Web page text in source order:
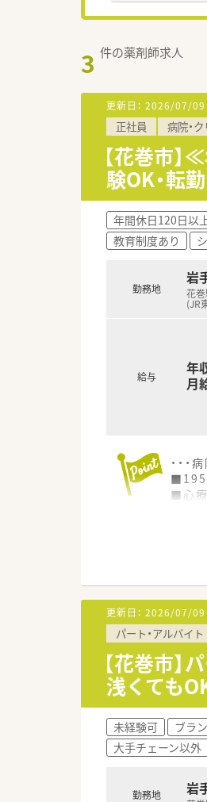
3 件の薬剤師求人
更新日： 2026/07/09
正社員 病院・
【花巻市
験OK・転
年間休日120日以
教育制度あり
勤務地
岩
花
(JR
給与
年
月
・・・
■心療
院内
■4
また
■転
・・・
■療養
ベテ
■最大
・・・
■病院
■転勤
■オン
更新日： 2026/07/09
パート・アルバイト
【花巻市
浅くても
未経験可 ブラ
大手チェーン以外
勤務地 岩